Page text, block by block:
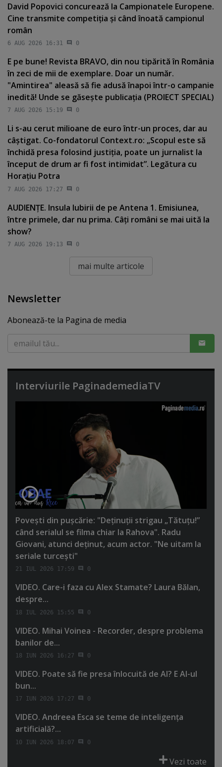
David Popovici concurează la Campionatele Europene.
Cine transmite competiţia şi când înoată campionul
român
6 AUG 2026 16:31 0
E pe bune! Revista BRAVO, din nou tipărită în România
în zeci de mii de exemplare. Doar un număr.
"Amintirea" aleasă să fie adusă înapoi într-o campanie
inedită! Unde se găseşte publicaţia (PROIECT SPECIAL)
7 AUG 2026 15:19 0
Li s-au cerut milioane de euro într-un proces, dar au
câştigat. Co-fondatorul Context.ro: „Scopul este să
închidă presa folosind justiţia, poate un jurnalist la
început de drum ar fi fost intimidat”. Legătura cu
Horaţiu Potra
7 AUG 2026 17:27 0
AUDIENŢE. Insula Iubirii de pe Antena 1. Emisiunea,
între primele, dar nu prima. Câţi români se mai uită la
show?
7 AUG 2026 19:13 0
mai multe articole
Newsletter
Abonează-te la Pagina de media
Interviurile PaginademediaTV
Poveşti din puşcărie: "Deţinuţii strigau „Tătuţu!”
când serialul se filma chiar la Rahova". Radu
Giovani, atunci deţinut, acum actor. "Ne uitam la
seriale turceşti"
21 IUL 2026 17:59 0
VIDEO. Care-i faza cu Alex Stamate? Laura Bălan,
despre...
18 IUL 2026 15:55 0
VIDEO. Mihai Voinea - Recorder, despre problema
banilor de...
18 IUN 2026 16:27 0
VIDEO. Poate să fie presa înlocuită de AI? E AI-ul
bun...
17 IUN 2026 17:27 0
VIDEO. Andreea Esca se teme de inteligenţa
artificială?...
10 IUN 2026 18:07 0
Vezi toate